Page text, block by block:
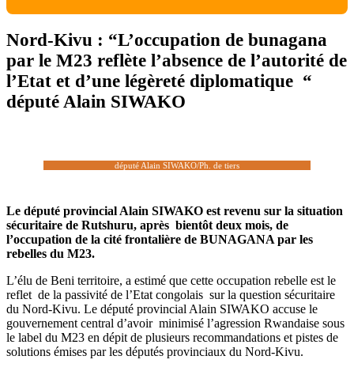
Nord-Kivu : “L’occupation de bunagana
par le M23 reflète l’absence de l’autorité de
l’Etat et d’une légèreté diplomatique “
député Alain SIWAKO
député Alain SIWAKO/Ph. de tiers
Le député provincial Alain SIWAKO est revenu sur la situation
sécuritaire de Rutshuru, après bientôt deux mois, de
l’occupation de la cité frontalière de BUNAGANA par les
rebelles du M23.
L’élu de Beni territoire, a estimé que cette occupation rebelle est le
reflet de la passivité de l’Etat congolais sur la question sécuritaire
du Nord-Kivu. Le député provincial Alain SIWAKO accuse le
gouvernement central d’avoir minimisé l’agression Rwandaise sous
le label du M23 en dépit de plusieurs recommandations et pistes de
solutions émises par les députés provinciaux du Nord-Kivu.